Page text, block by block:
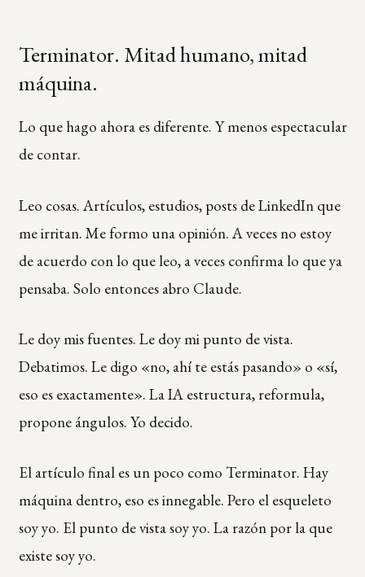
Terminator. Mitad humano, mitad
máquina.
Lo que hago ahora es diferente. Y menos espectacular
de contar.
Leo cosas. Artículos, estudios, posts de LinkedIn que
me irritan. Me formo una opinión. A veces no estoy
de acuerdo con lo que leo, a veces confirma lo que ya
pensaba. Solo entonces abro Claude.
Le doy mis fuentes. Le doy mi punto de vista.
Debatimos. Le digo «no, ahí te estás pasando» o «sí,
eso es exactamente». La IA estructura, reformula,
propone ángulos. Yo decido.
El artículo final es un poco como Terminator. Hay
máquina dentro, eso es innegable. Pero el esqueleto
soy yo. El punto de vista soy yo. La razón por la que
existe soy yo.